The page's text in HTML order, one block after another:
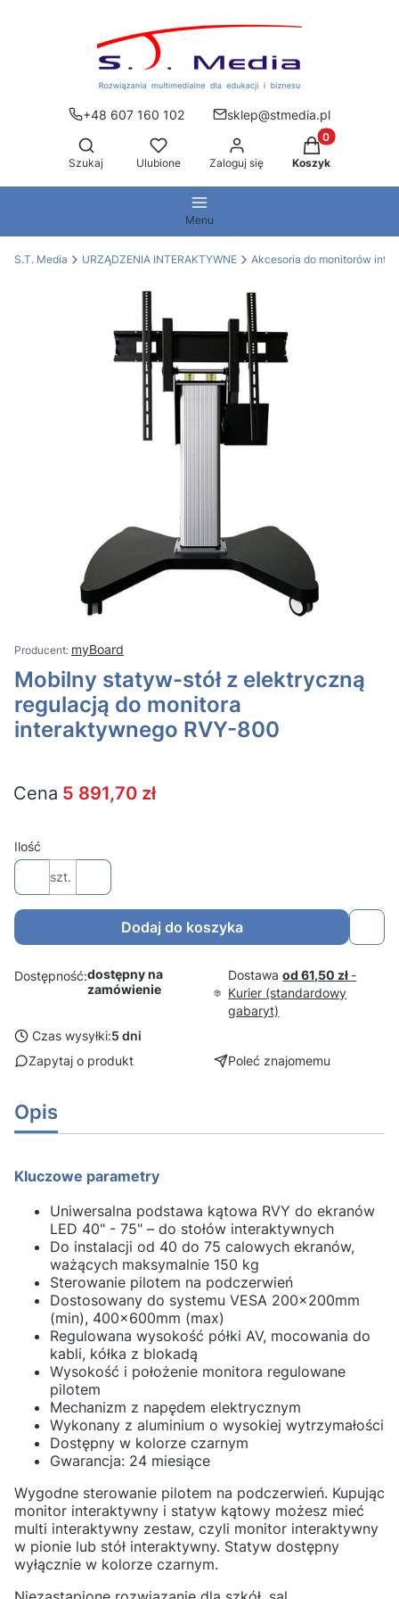
+48 607 160 102
sklep@stmedia.pl
Otwórz wyszukiwarkę
Szukaj Ulubione Zaloguj się
Produkty w
Koszyk
Menu
S.T. Media URZĄDZENIA INTERAKTYWNE Akcesoria do monitorów
myBoard
Mobilny statyw-stół z elektryczną
regulacją do monitora
interaktywnego RVY-800
Cena 5 891,70 zł
Ilość
szt.
Dodaj do koszyka
Dostępność:dostępny na
zamówienie
Dostawaod 61,50 zł -
Kurier (standardowy
gabaryt)
Czas wysyłki:5 dni
Zapytaj o produkt
Poleć znajomemu
Opis
Kluczowe parametry
Uniwersalna podstawa kątowa RVY do ekranów
LED 40" - 75" – do stołów interaktywnych
Do instalacji od 40 do 75 calowych ekranów,
ważących maksymalnie 150 kg
Sterowanie pilotem na podczerwień
Dostosowany do systemu VESA 200x200mm
(min), 400x600mm (max)
Regulowana wysokość półki AV, mocowania do
kabli, kółka z blokadą
Wysokość i położenie monitora regulowane
pilotem
Mechanizm z napędem elektrycznym
Wykonany z aluminium o wysokiej wytrzymałości
Dostępny w kolorze czarnym
Gwarancja: 24 miesiące
Wygodne sterowanie pilotem na podczerwień. Kupując
monitor interaktywny i statyw kątowy możesz mieć
multi interaktywny zestaw, czyli monitor interaktywny
w pionie lub stół interaktywny. Statyw dostępny
wyłącznie w kolorze czarnym.